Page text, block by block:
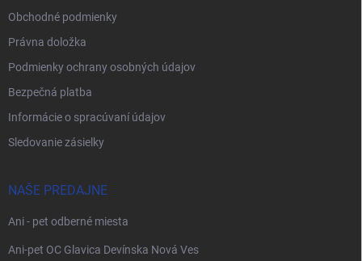
Obchodné podmienky
Právna doložka
Podmienky ochrany osobných údajov
Bezpečná platba
Informácie o spracúvaní údajov
Sledovanie zásielky
NAŠE PREDAJNE
Ani - pet odberné miesta
Ani-pet OC Glavica Devínska Nová Ves